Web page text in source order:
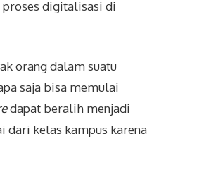
proses digitalisasi di
orang dalam suatu
saja bisa memulai
dapat beralih menjadi
dari kelas kampus karena